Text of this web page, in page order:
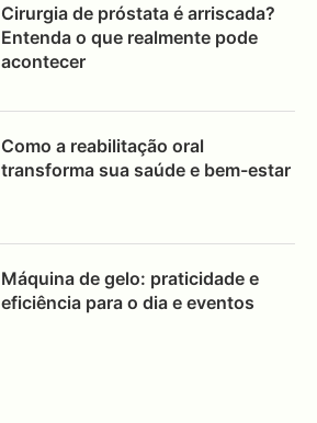
Cirurgia de próstata é arriscada?
Entenda o que realmente pode
acontecer
Como a reabilitação oral
transforma sua saúde e bem-estar
Máquina de gelo: praticidade e
eficiência para o dia e eventos